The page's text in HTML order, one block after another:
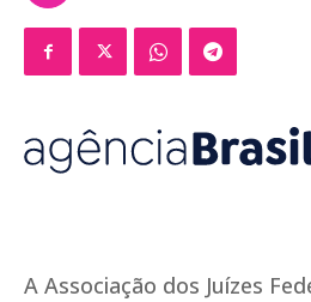
A Associação dos Juízes